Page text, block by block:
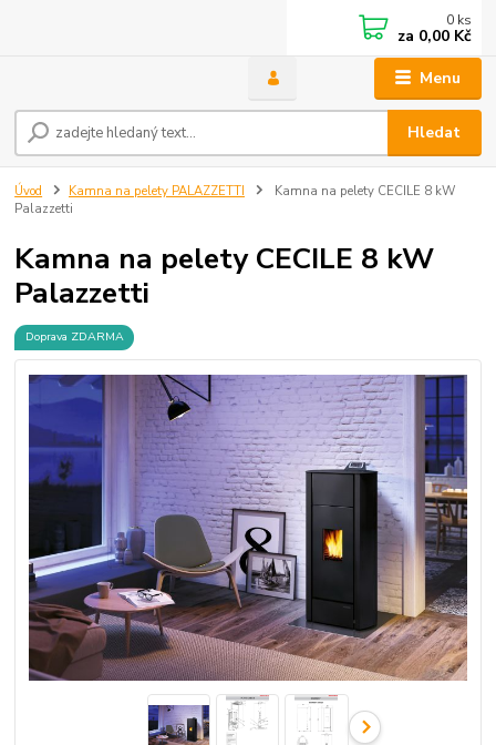
Menu
Hledat
0 ks
za 0,00 Kč
Úvod Kamna na pelety PALAZZETTI
Kamna na pelety CECILE 8 kW
Palazzetti
Kamna na pelety CECILE 8 kW
Palazzetti
Doprava ZDARMA